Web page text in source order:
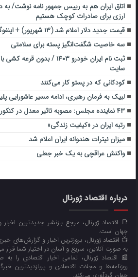
اتاق ایران هم به رییس جمهور نامه نوشت/ به
ارزی برای صادرات کوچک هستیم
قیمت جدید دلار اعلام شد (۱۳ شهریور) + اینفوگرافی
سه خاصیت شگفت‌انگیز پسته برای سلامتی
سایت
کودکانی که در پستو کار می‌کنند
لبیک به فرمان رهبری، ادامه مسیر عاشورایی
۴۳ نماینده مجلس: مصوبه تاثیر معدل در کنکور، اصلاح یا لغو شود
رتبه ایران در «کیفیت زندگی»
میزان نیترات هندوانه ایران اعلام شد
واکنش عراقچی به یک خبر جعلی
درباره اقتصاد ژورنال
📑 اقتصاد ژورنال، مرجع بازنشر جدیدترین
جهان است.
📺 اقتصاد ژورنال، بروزترین اخبار و گزارش‌های
به صورت آنلاین، سریع و آسان در اختیار شما قرار
📰 اقتصاد ژورنال، تمامی اخبار اقتصادی را به
روزنامه‌ها و مجلات اقتصادی و پربازدیدترین